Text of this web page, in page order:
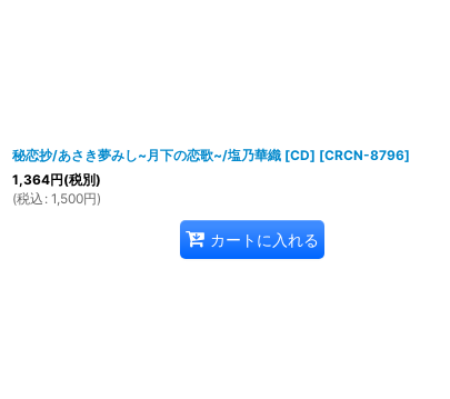
秘恋抄/あさき夢みし~月下の恋歌~/塩乃華織 [CD] [CRCN-8796]
1,364円(税別)
(税込 : 1,500円)
カートに入れる